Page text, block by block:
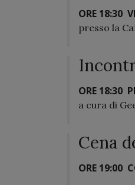
ORE 18:30
presso la
ORE 18:30
a cura di
Cena
ORE 19:00